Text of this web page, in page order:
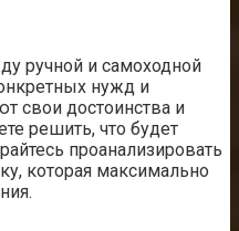
ручной и самоходной
нужд и
свои достоинства и
решить, что будет
проанализировать
которая максимально